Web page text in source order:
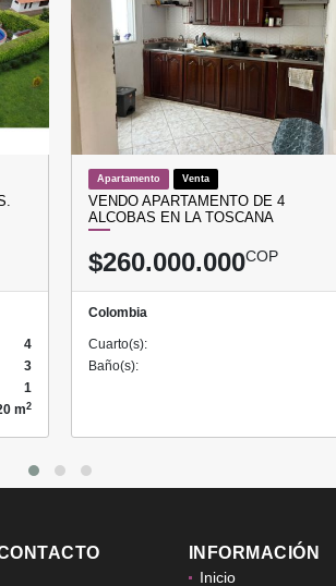
4
3
1
m2
Apartamento Venta
VENDO APARTAMENTO DE 4
ALCOBAS EN LA TOSCANA
$260.000.000COP
Colombia
Cuarto(s):
Baño(s):
INFORMACIÓN
Inicio